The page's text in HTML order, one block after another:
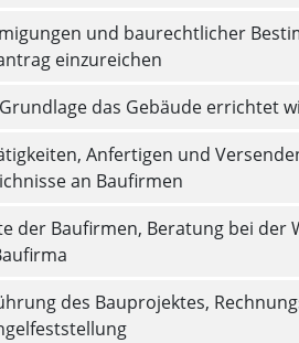
und baurechtlicher
einzureichen
das Gebäude errichtet
Anfertigen und
an Baufirmen
der Baufirmen, Beratung bei der
des Bauprojektes,